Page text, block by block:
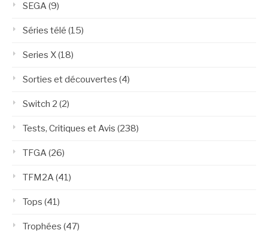
SEGA(9)
Séries télé (15)
Series X(18)
Sorties et découvertes (4)
Switch 2 (2)
Tests, Critiques et Avis (238)
TFGA(26)
TFM2A(41)
Tops (41)
Trophées (47)